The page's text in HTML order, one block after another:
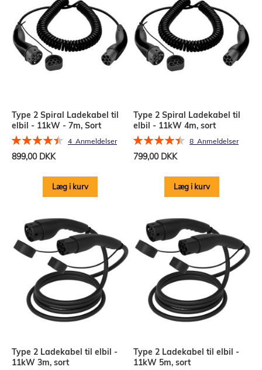
Type 2 Spiral Ladekabel til
elbil - 11kW - 7m, Sort
Bedømmelse:
4 Anmeldelser
899,00 DKK
Læg i kurv
Type 2 Spiral Ladekabel til
elbil - 11kW 4m, sort
Bedømmelse:
8Anmeldelser
799,00 DKK
Læg i kurv
Type 2 Ladekabel til elbil -
11kW 3m, sort
Type 2 Ladekabel til elbil -
11kW 5m, sort